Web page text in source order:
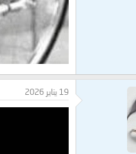
19 يناير 2026